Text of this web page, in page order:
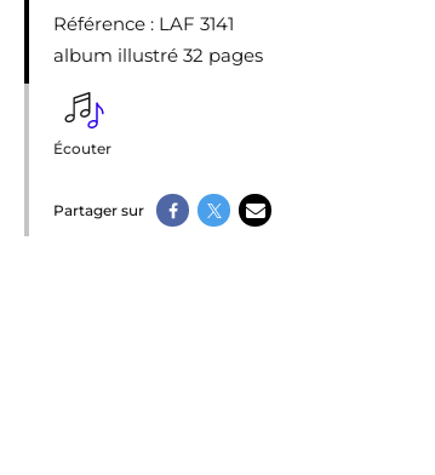
Référence : LAF 3141
album illustré 32 pages
Écouter
Partager sur